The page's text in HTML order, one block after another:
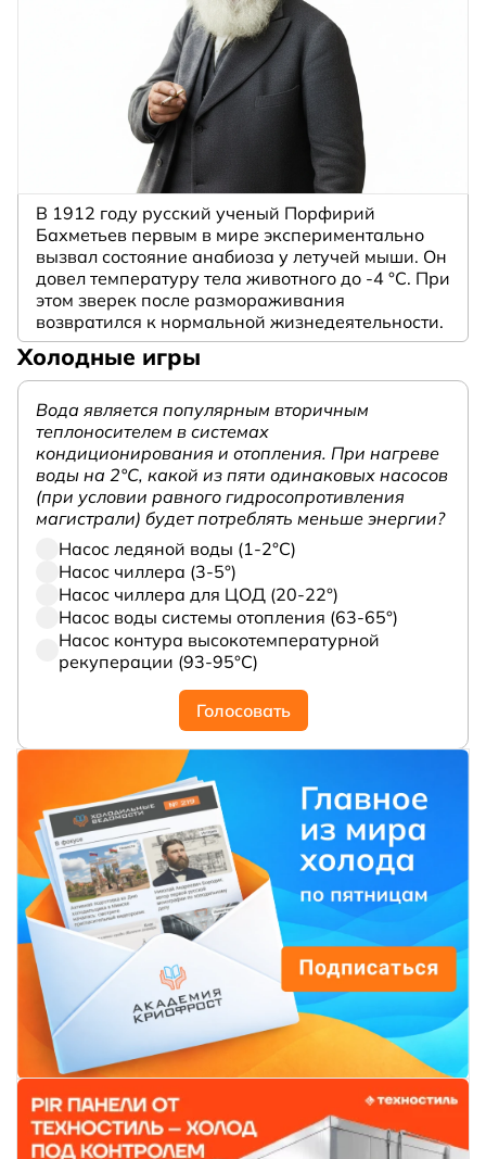
В 1912 году русский ученый Порфирий
Бахметьев первым в мире экспериментально
вызвал состояние анабиоза у летучей мыши. Он
довел температуру тела животного до -4 °C. При
этом зверек после размораживания
возвратился к нормальной жизнедеятельности.
Холодные игры
Вода является популярным вторичным
теплоносителем в системах
кондиционирования и отопления. При нагреве
воды на 2°С, какой из пяти одинаковых насосов
(при условии равного гидросопротивления
магистрали) будет потреблять меньше энергии?
Насос ледяной воды (1-2°С)
Насос чиллера (3-5°)
Насос чиллера для ЦОД (20-22°)
Насос воды системы отопления (63-65°)
Насос контура высокотемпературной
рекуперации (93-95°С)
Голосовать